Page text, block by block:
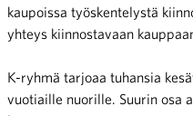
kaupoissa työskentelystä
yhteys kiinnostavaan
K-ryhmä tarjoaa tuhansia
vuotiaille nuorille. Suurin osa